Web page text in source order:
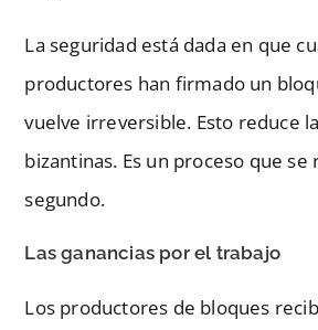
La seguridad está dada en que
productores han firmado un
vuelve irreversible. Esto reduce
bizantinas. Es un proceso que se
segundo.
Las ganancias por el trabajo
Los productores de bloques